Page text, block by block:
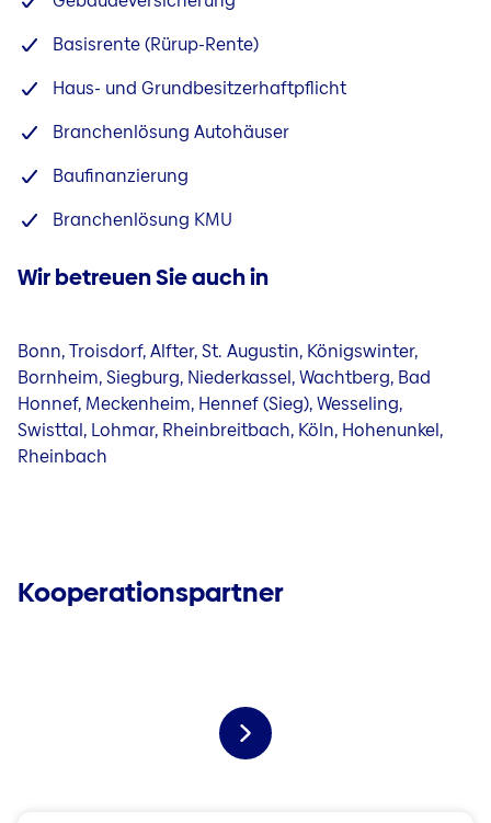
Basisrente (Rürup-Rente)
Haus- und Grundbesitzerhaftpflicht
Branchenlösung Autohäuser
Baufinanzierung
Branchenlösung KMU
Wir betreuen Sie auch in
Bonn, Troisdorf, Alfter, St. Augustin, Königswinter,
Bornheim, Siegburg, Niederkassel, Wachtberg, Bad
Honnef, Meckenheim, Hennef (Sieg), Wesseling,
Swisttal, Lohmar, Rheinbreitbach, Köln, Hohenunkel,
Rheinbach
Kooperationspartner